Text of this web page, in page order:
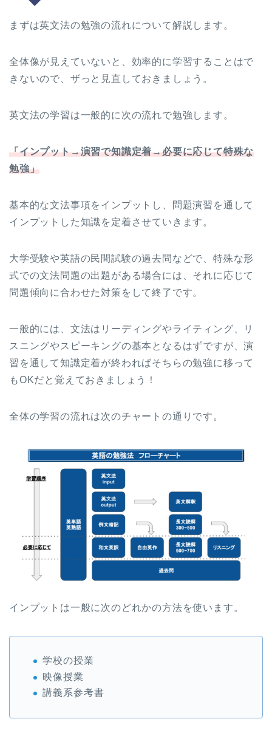
まずは英文法の勉強の流れについて解説します。
全体像が見えていないと、効率的に学習することはで
きないので、ザっと見直しておきましょう。
英文法の学習は一般的に次の流れで勉強します。
「インプット→演習で知識定着→必要に応じて特殊な
勉強」
基本的な文法事項をインプットし、問題演習を通して
インプットした知識を定着させていきます。
大学受験や英語の民間試験の過去問などで、特殊な形
式での文法問題の出題がある場合には、それに応じて
問題傾向に合わせた対策をして終了です。
一般的には、文法はリーディングやライティング、リ
スニングやスピーキングの基本となるはずですが、演
習を通して知識定着が終わればそちらの勉強に移って
もOKだと覚えておきましょう！
全体の学習の流れは次のチャートの通りです。
インプットは一般に次のどれかの方法を使います。
学校の授業
映像授業
講義系参考書